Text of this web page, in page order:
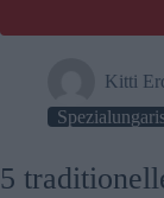
Kitti
5